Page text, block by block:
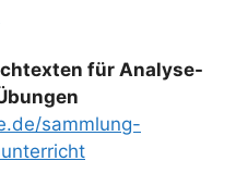
für Analyse-
sammlung-